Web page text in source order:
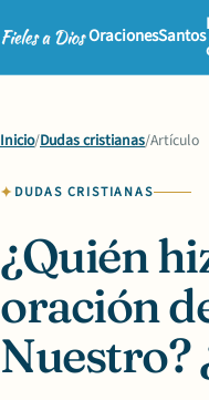
OracionesSantos
Inicio/Dudas cristianas/Artículo
DUDAS CRISTIANAS
¿Quién
oración
Nuestro?